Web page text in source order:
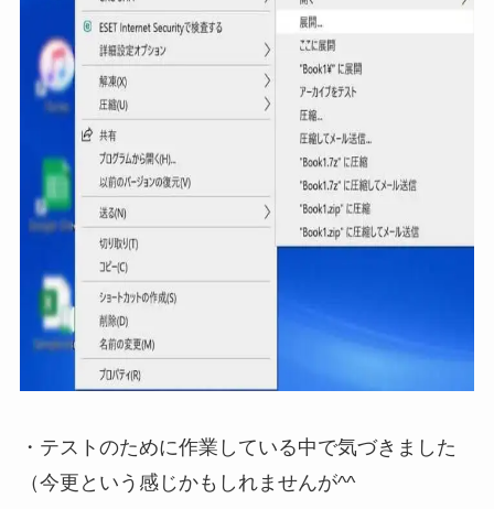
・テストのために作業している中で気づきました
（今更という感じかもしれませんが^^ゞ